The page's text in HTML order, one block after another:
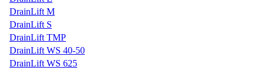
DrainLift M
DrainLift S
DrainLift TMP
DrainLift WS 40-50
DrainLift WS 625